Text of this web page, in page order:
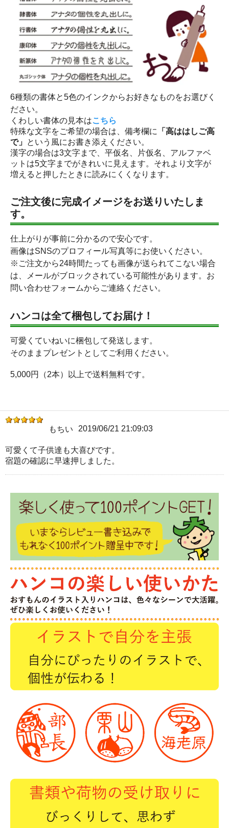
6種類の書体と5色のインクからお好きなものをお選びく
ださい。
くわしい書体の見本はこちら
特殊な文字をご希望の場合は、備考欄に
「高ははしご高
で」 という風にお書き添えください。
漢字の場合は3文字まで、平仮名、片仮名、アルファベ
ットは5文字までがきれいに見えます。それより文字が
増えると押したときに読みにくくなります。
ご注文後に完成イメージをお送りいたしま
す。
仕上がりが事前に分かるので安心です。
画像はSNSのプロフィール写真等にお使いください。
※ご注文から24時間たっても画像が送られてこない場合
は、メールがブロックされている可能性があります。お
問い合わせフォームからご連絡ください。
ハンコは全て梱包してお届け！
可愛くていねいに梱包して発送します。
そのままプレゼントとしてご利用ください。
5,000円（2本）以上で送料無料です。
もちい 2019/06/21 21:09:03
可愛くて子供達も大喜びです。
宿題の確認に早速押しました。